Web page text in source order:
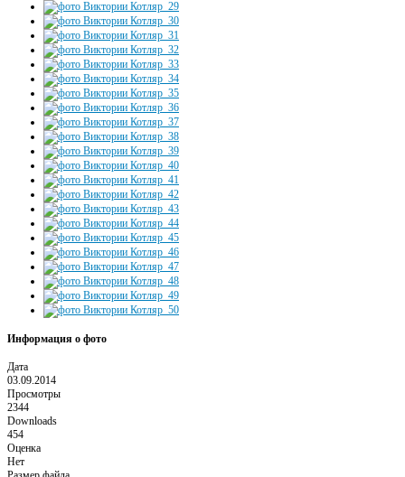
Информация о фото
Дата
03.09.2014
Просмотры
2344
Downloads
454
Оценка
Нет